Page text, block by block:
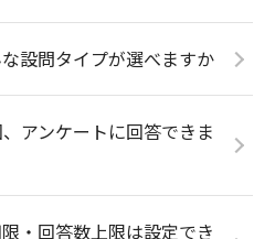
設問タイプが選べますか
アンケートに回答できま
・回答数上限は設定でき